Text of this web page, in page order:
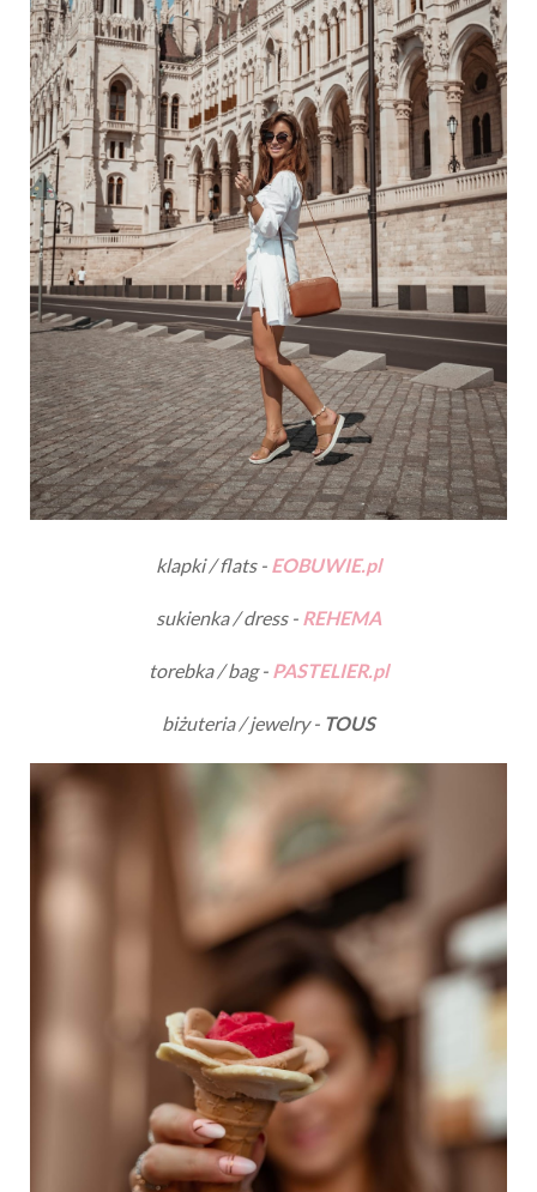
klapki / flats - EOBUWIE.pl
sukienka / dress - REHEMA
torebka / bag - PASTELIER.pl
biżuteria / jewelry - TOUS